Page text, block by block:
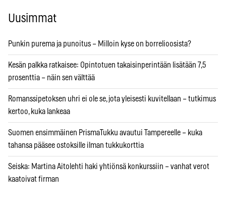
Uusimmat
Punkin purema ja punoitus – Milloin kyse on borrelioosista?
Kesän palkka ratkaisee: Opintotuen takaisinperintään lisätään 7,5
prosenttia – näin sen välttää
Romanssipetoksen uhri ei ole se, jota yleisesti kuvitellaan – tutkimus
kertoo, kuka lankeaa
Suomen ensimmäinen PrismaTukku avautui Tampereelle – kuka
tahansa pääsee ostoksille ilman tukkukorttia
Seiska: Martina Aitolehti haki yhtiönsä konkurssiin – vanhat verot
kaatoivat firman